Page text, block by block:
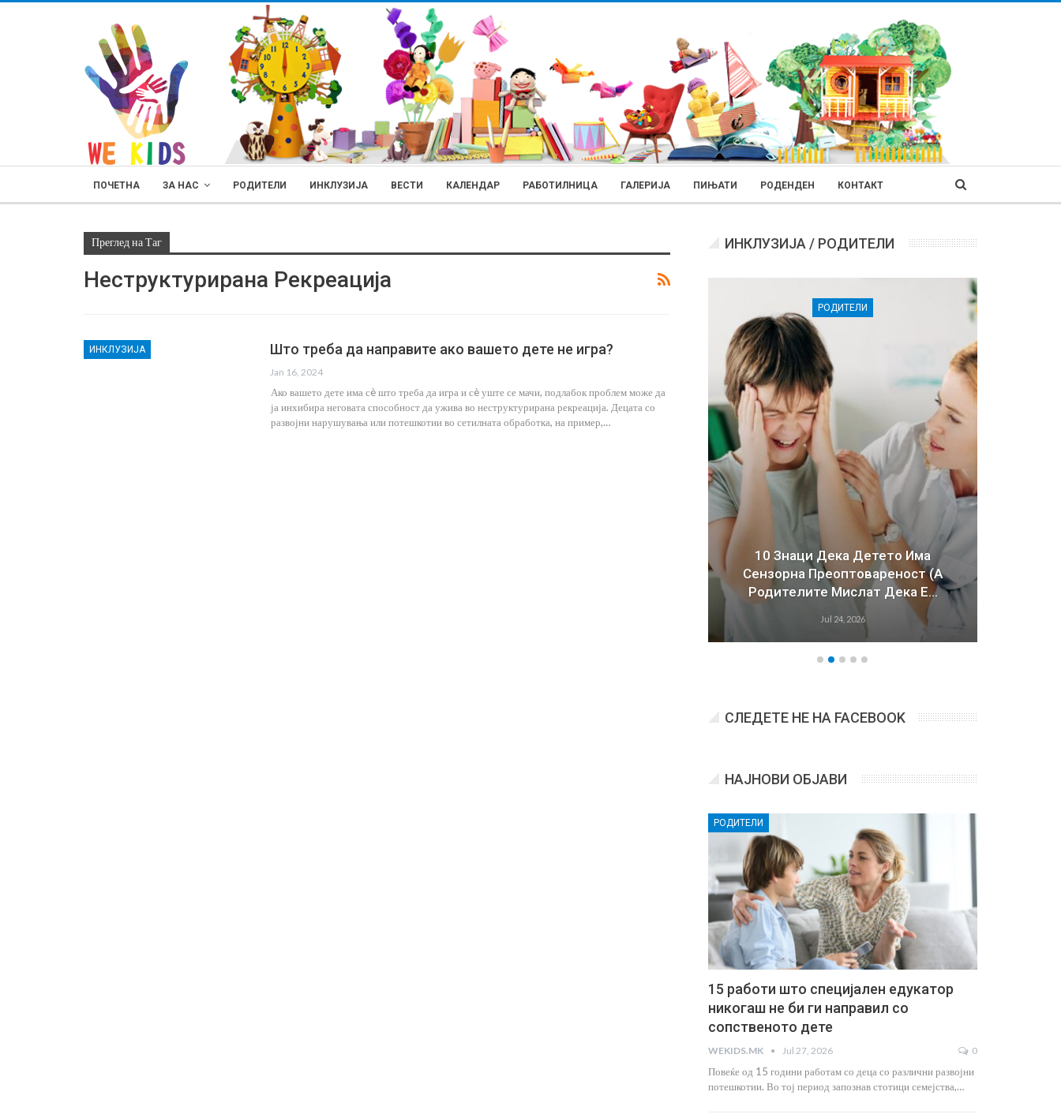
ПОЧЕТНА ЗА НАС РОДИТЕЛИ ИНКЛУЗИЈА ВЕСТИ КАЛЕНДАР РАБОТИЛНИЦА ГАЛЕРИЈА ПИЊАТИ РОДЕНДЕН КОНТАКТ
Преглед на Таг
Неструктурирана Рекреација
ИНКЛУЗИЈА Што треба да направите ако вашето дете не игра?
Jan 16, 2024
Ако вашето дете има сè што треба да игра и сè уште се мачи, подлабок проблем може да
ја инхибира неговата способност да ужива во неструктурирана рекреација. Децата со
развојни нарушувања или потешкотии во сетилната обработка, на пример,…
ИНКЛУЗИЈА / РОДИТЕЛИ
РОДИТЕЛИ
10 Знаци Дека Детето Има
Сензорна Преоптовареност (а
Родителите Мислат Дека Е…
Jul 24, 2026
СЛЕДЕТЕ НЕ НА FACEBOOK
НАЈНОВИ ОБЈАВИ
РОДИТЕЛИ
15 работи што специјален едукатор
никогаш не би ги направил со
сопственото дете
WEKIDS.MK Jul 27, 2026 0
Повеќе од 15 години работам со деца со различни развојни
потешкотии. Во тој период запознав стотици семејства,…